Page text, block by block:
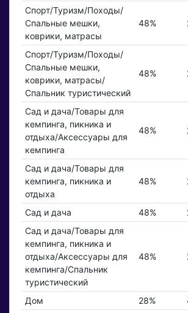
Спорт/Туризм/Походы/
Спальные мешки,
коврики, матрасы
48%
Спорт/Туризм/Походы/
Спальные мешки,
коврики, матрасы/
Спальник туристический
48%
Сад и дача/Товары для
кемпинга, пикника и
отдыха/Аксессуары для
кемпинга
48%
Сад и дача/Товары для
кемпинга, пикника и
отдыха
48%
Сад и дача 48%
Сад и дача/Товары для
кемпинга, пикника и
отдыха/Аксессуары для
кемпинга/Спальник
туристический
48%
Дом 28%